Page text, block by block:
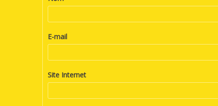
E-mail
Site Internet